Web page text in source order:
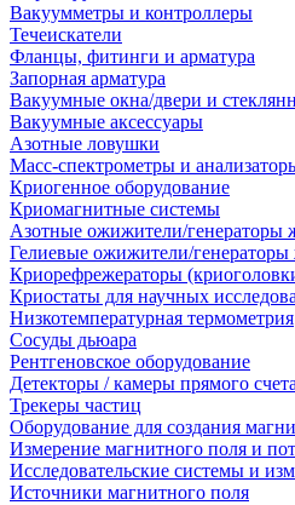
Вакуумметры и контроллеры
Течеискатели
Фланцы, фитинги и арматура
Запорная арматура
Вакуумные окна/двери и
Вакуумные аксессуары
Азотные ловушки
Масс-спектрометры и
Криогенное оборудование
Криомагнитные системы
Азотные ожижители/генераторы
Гелиевые ожижители/генераторы
Криорефрежераторы
Криостаты для научных
Низкотемпературная термометрия
Сосуды дьюара
Рентгеновское оборудование
Детекторы / камеры прямого
Трекеры частиц
Оборудование для создания
Измерение магнитного поля и
Исследовательские системы и
Источники магнитного поля